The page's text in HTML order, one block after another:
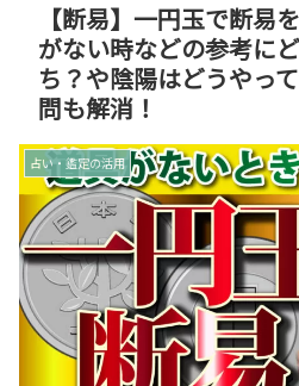
【断易】一円玉で断易
がない時などの参考に
ち？や陰陽はどうやっ
問も解消！
占い・鑑定の活用